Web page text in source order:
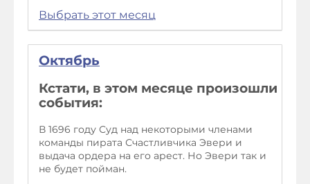
Выбрать этот месяц
Октябрь
Кстати, в этом месяце произошли
события:
В 1696 году Суд над некоторыми членами
команды пирата Счастливчика Эвери и
выдача ордера на его арест. Но Эвери так и
не будет пойман.